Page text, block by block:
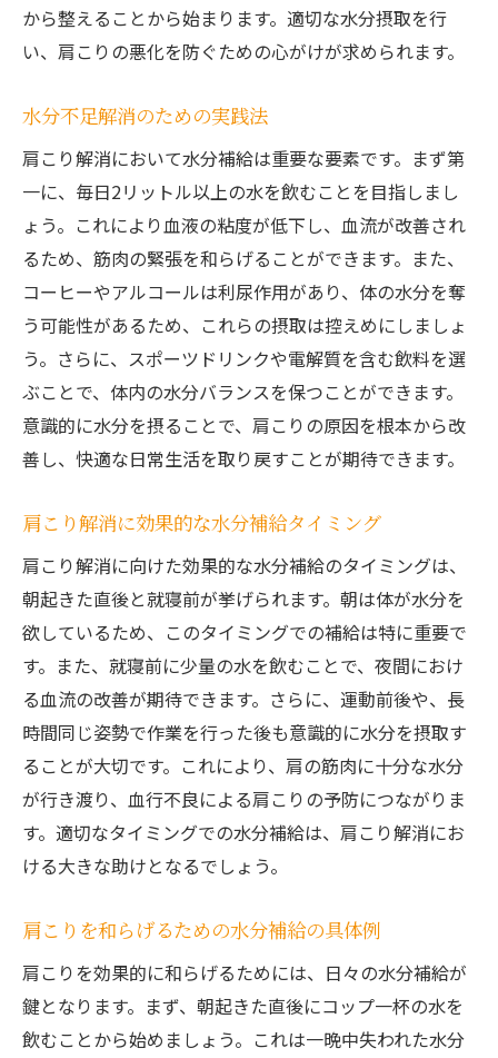
から整えることから始まります。適切な水分摂取を行
い、肩こりの悪化を防ぐための心がけが求められます。
水分不足解消のための実践法
肩こり解消において水分補給は重要な要素です。まず第
一に、毎日2リットル以上の水を飲むことを目指しまし
ょう。これにより血液の粘度が低下し、血流が改善され
るため、筋肉の緊張を和らげることができます。また、
コーヒーやアルコールは利尿作用があり、体の水分を奪
う可能性があるため、これらの摂取は控えめにしましょ
う。さらに、スポーツドリンクや電解質を含む飲料を選
ぶことで、体内の水分バランスを保つことができます。
意識的に水分を摂ることで、肩こりの原因を根本から改
善し、快適な日常生活を取り戻すことが期待できます。
肩こり解消に効果的な水分補給タイミング
肩こり解消に向けた効果的な水分補給のタイミングは、
朝起きた直後と就寝前が挙げられます。朝は体が水分を
欲しているため、このタイミングでの補給は特に重要で
す。また、就寝前に少量の水を飲むことで、夜間におけ
る血流の改善が期待できます。さらに、運動前後や、長
時間同じ姿勢で作業を行った後も意識的に水分を摂取す
ることが大切です。これにより、肩の筋肉に十分な水分
が行き渡り、血行不良による肩こりの予防につながりま
す。適切なタイミングでの水分補給は、肩こり解消にお
ける大きな助けとなるでしょう。
肩こりを和らげるための水分補給の具体例
肩こりを効果的に和らげるためには、日々の水分補給が
鍵となります。まず、朝起きた直後にコップ一杯の水を
飲むことから始めましょう。これは一晩中失われた水分